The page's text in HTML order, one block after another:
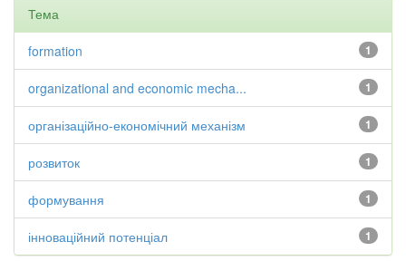
Тема
1
formation
1
organizational and economic mecha...
1
організаційно-економічний механізм
1
розвиток
1
формування
1
інноваційний потенціал